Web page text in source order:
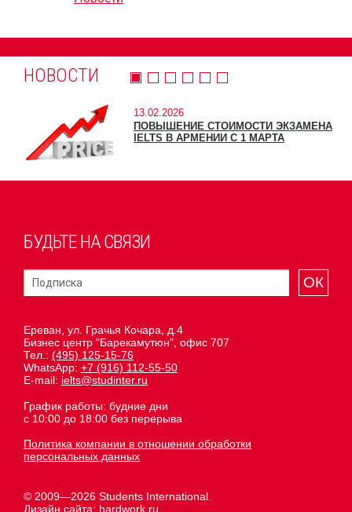
НОВОСТИ
13.02.2026
ПОВЫШЕНИЕ СТОИМОСТИ ЭКЗАМЕНА
IELTS В АРМЕНИИ С 1 МАРТА
БУДЬТЕ НА СВЯЗИ
ОК
Ереван, ул. Грачья Кочара, д.4
Бизнес центр "Барекамутюн", офис 707
Тел.: (495) 125-15-76
WhatsApp: +7 (916) 112-55-50
E-mail: ielts@studinter.ru
График работы: будние дни
с 10:00 до 18:00 без перерыва
Политика компании в отношении обработки
персональных данных
© 2009—2026 Students International.
Дизайн сайта: hardwork.ru